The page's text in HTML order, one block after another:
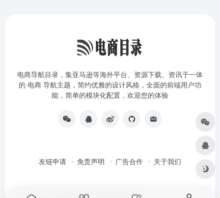
电商导航目录，集亚马逊等海外平台、资源下载、资讯于一体
的 电商 导航主题，简约优雅的设计风格，全面的前端用户功
能，简单的模块化配置，欢迎您的体验
友链申请 免责声明 广告合作 关于我们